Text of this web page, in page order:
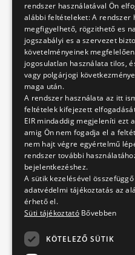
A
A
280-as
2025.
rendszer használatával Ön
alábbi feltételeket: A rendszer
megfigyelhető, rögzithető es
jogszabályi es a szervezet
követelményeinek
jogosulatlan használata tilos,
vagy polgárjogi
maga után.
A rendszer használata az itt
feltételek kifejezett
EIR mindaddig megjeleníti ezt
amig Ön nem fogadja el a
nem hajt végre egyértelmű
rendszer további
bejelentkezéshez.
A sütik kezelésével
adatvédelmi tájékoztatás az
érhető el.
Süti tájékoztató Bővebben
KÖTELEZŐ SÜTIK